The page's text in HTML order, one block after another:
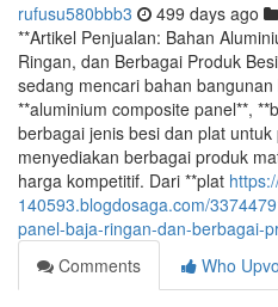
rufusu580bbb3 499 days ago
**Artikel Penjualan: Bahan
Ringan, dan Berbagai Produk
sedang mencari bahan
**aluminium composite panel**,
berbagai jenis besi dan plat
menyediakan berbagai produk
harga kompetitif. Dari **plat
140593.blogdosaga.com/
panel-baja-ringan-dan-berbagai-
Comments
Who